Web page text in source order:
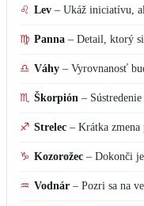
♌ Lev – Ukáž iniciatívu,
♍ Panna – Detail, ktorý si
♎ Váhy – Vyrovnanosť
♏ Škorpión –
♐ Strelec – Krátka zmena
♑ Kozorožec – Dokonči
♒ Vodnár – Pozri sa na